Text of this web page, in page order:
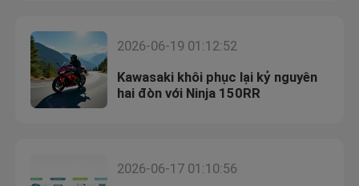
2026-06-19 01:12:52
Kawasaki khôi phục lại kỷ nguyên
hai đòn với Ninja 150RR
2026-06-17 01:10:56